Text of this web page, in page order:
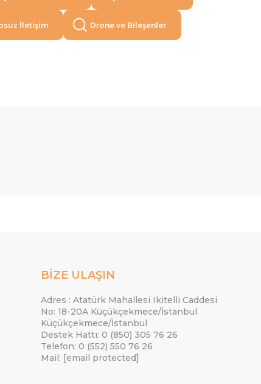
İletişim Drone ve Bileşenler
BİZE ULAŞIN
Adres : Atatürk Mahallesi Ikitelli Caddesi
No: 18-20A Küçükçekmece/İstanbul
Küçükçekmece/İstanbul
Destek Hattı: 0 (850) 305 76 26
Telefon: 0 (552) 550 76 26
Mail: [email protected]